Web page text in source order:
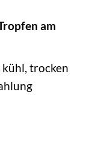
am
trocken